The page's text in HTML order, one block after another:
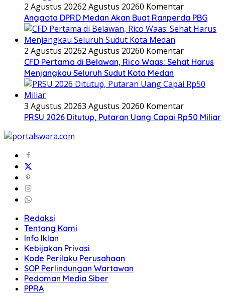
2 Agustus 20262 Agustus 20260 Komentar
Anggota DPRD Medan Akan Buat Ranperda PBG
2 Agustus 20262 Agustus 20260 Komentar
CFD Pertama di Belawan, Rico Waas: Sehat Harus
Menjangkau Seluruh Sudut Kota Medan
3 Agustus 20263 Agustus 20260 Komentar
PRSU 2026 Ditutup, Putaran Uang Capai Rp50 Miliar
Redaksi
Tentang Kami
Info Iklan
Kebijakan Privasi
Kode Perilaku Perusahaan
SOP Perlindungan Wartawan
Pedoman Media Siber
PPRA